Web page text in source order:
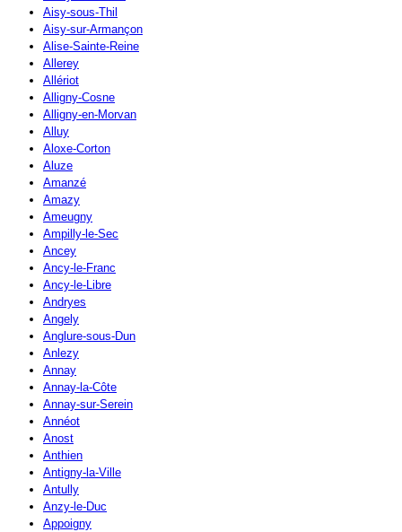
Aisy-sous-Thil
Aisy-sur-Armançon
Alise-Sainte-Reine
Allerey
Allériot
Alligny-Cosne
Alligny-en-Morvan
Alluy
Aloxe-Corton
Aluze
Amanzé
Amazy
Ameugny
Ampilly-le-Sec
Ancey
Ancy-le-Franc
Ancy-le-Libre
Andryes
Angely
Anglure-sous-Dun
Anlezy
Annay
Annay-la-Côte
Annay-sur-Serein
Annéot
Anost
Anthien
Antigny-la-Ville
Antully
Anzy-le-Duc
Appoigny